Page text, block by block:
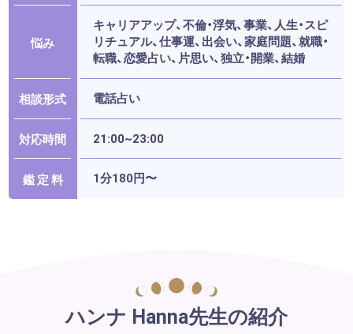
悩み
キャリアアップ、不倫・浮気、事業、人生・スピ
リチュアル、仕事運、出会い、家庭問題、就職・
転職、恋愛占い、片思い、独立・開業、結婚
相談形式 電話占い
対応時間 21:00~23:00
鑑 定 料 1分180円〜
ハンナ Hanna先生の紹介